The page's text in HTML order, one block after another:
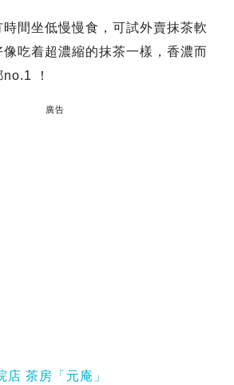
間坐低慢慢食，可試外賣抹茶軟
吃着超濃縮的抹茶一樣，香濃而
！
廣告
店 茶房「元庵」